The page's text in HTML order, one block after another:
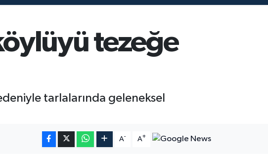
tezeğe
tarlalarında geleneksel
A- A+